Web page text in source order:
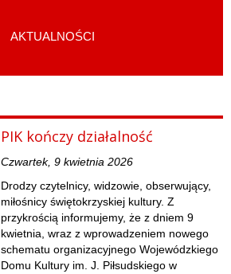
AKTUALNOŚCI
PIK kończy działalność
Czwartek, 9 kwietnia 2026
Drodzy czytelnicy, widzowie, obserwujący,
miłośnicy świętokrzyskiej kultury. Z
przykrością informujemy, że z dniem 9
kwietnia, wraz z wprowadzeniem nowego
schematu organizacyjnego Wojewódzkiego
Domu Kultury im. J. Piłsudskiego w